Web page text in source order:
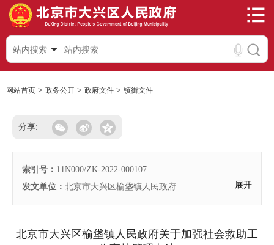
站内搜索
网站首页 > 政务公开 > 政府文件 > 镇街文件
分享:
索引号： 11N000/ZK-2022-000107
发文单位： 北京市大兴区榆垡镇人民政府 展开
北京市大兴区榆垡镇人民政府关于加强社会救助工